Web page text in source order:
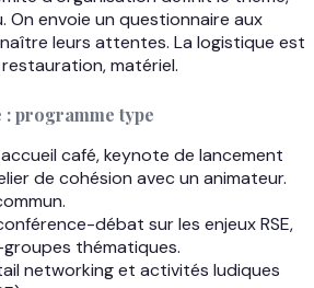
On envoie un questionnaire aux
leurs attentes. La logistique est
matériel.
programme type
café, keynote de lancement
de cohésion avec un animateur.
débat sur les enjeux RSE,
thématiques.
networking et activités ludiques